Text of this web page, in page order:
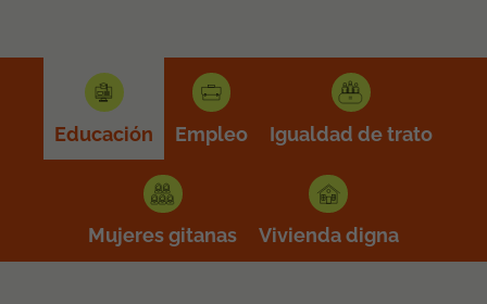
Educación Empleo Igualdad de trato
Mujeres gitanas Vivienda digna